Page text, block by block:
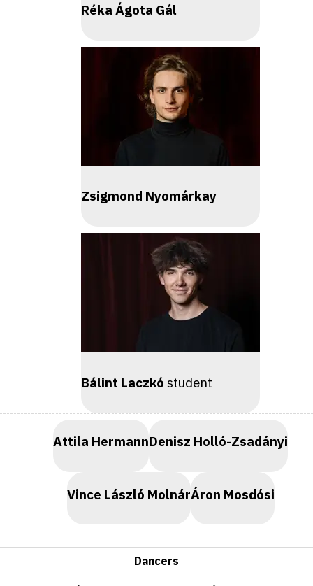
Réka Ágota Gál
Zsigmond Nyomárkay
Bálint Laczkó student
Attila HermannDenisz Holló-Zsadányi
Vince László MolnárÁron Mosdósi
Dancers